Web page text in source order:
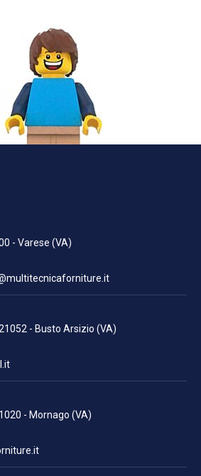
- Varese (VA)
- Busto Arsizio (VA)
- Mornago (VA)